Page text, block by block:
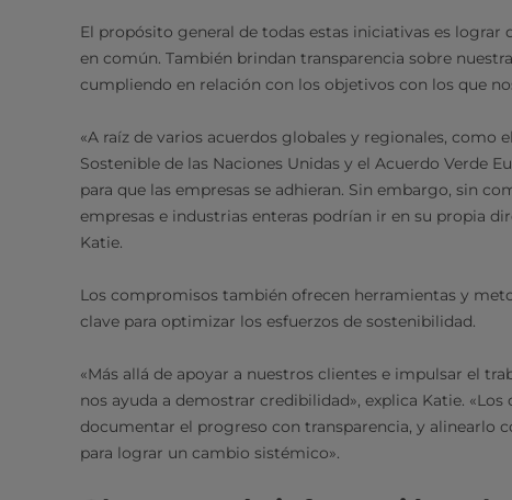
El propósito general de todas estas iniciativas es
en común. También brindan transparencia sobre
cumpliendo en relación con los objetivos con los que
«A raíz de varios acuerdos globales y regionales, como
Sostenible de las Naciones Unidas y el Acuerdo Verde
para que las empresas se adhieran. Sin embargo, sin
empresas e industrias enteras podrían ir en su propia
Katie.
Los compromisos también ofrecen herramientas y
clave para optimizar los esfuerzos de sostenibilidad.
«Más allá de apoyar a nuestros clientes e impulsar el
nos ayuda a demostrar credibilidad», explica Katie.
documentar el progreso con transparencia, y alinearlo
para lograr un cambio sistémico».